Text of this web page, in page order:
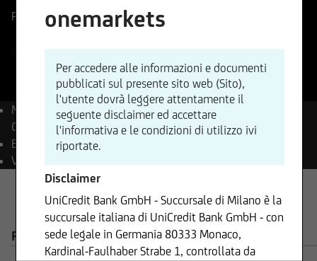
Prezzo di riferimento-Variazione %
Nome
MSCI Eurozone
Government Bond
Bloomberg MFGORT
Valuta
PRODOTTI AVVISO IMPORTANTE
Prodotti su MSCI Eurozone
onemarkets
Per accedere alle informazioni e documenti
pubblicati sul presente sito web (Sito),
l'utente dovrà leggere attentamente il
seguente disclaimer ed accettare
l'informativa e le condizioni di utilizzo ivi
riportate.
Disclaimer
UniCredit Bank GmbH - Succursale di Milano è la
succursale italiana di UniCredit Bank GmbH - con
sede legale in Germania 80333 Monaco,
Kardinal-Faulhaber Strabe 1, controllata da